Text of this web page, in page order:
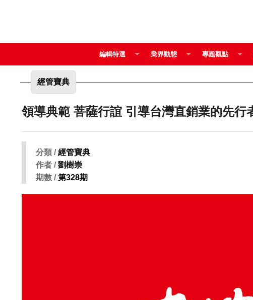
編輯特選 業界動態 專題觀點
經管寶典
分類 /經管寶典
作者 /劉樹崇
期數 /第328期